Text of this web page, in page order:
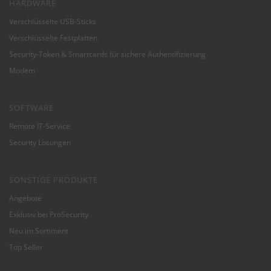
HARDWARE
Verschlüsselte USB-Sticks
Verschlüsselte Festplatten
Security-Token & Smartcards für sichere Authentifizierung
Modem
SOFTWARE
Remote IT-Service
Security Lösungen
SONSTIGE PRODUKTE
Angebote
Exklusiv bei ProSecurity
Neu im Sortiment
Top Seller